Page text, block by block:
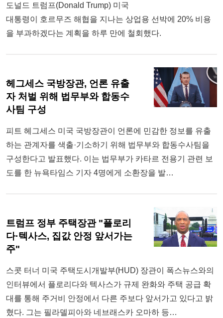
도널드 트럼프(Donald Trump) 미국
대통령이 호르무즈 해협을 지나는 상업용 선박에 20% 비용
을 부과하겠다는 계획을 하루 만에 철회했다.
헤그세스 국방장관, 언론 유출
자 처벌 위해 법무부와 합동수
사팀 구성
피트 헤그세스 미국 국방장관이 언론에 민감한 정보를 유출
하는 관계자를 색출·기소하기 위해 법무부와 합동수사팀을
구성한다고 발표했다. 이는 법무부가 카타르 전용기 관련 보
도를 한 뉴욕타임스 기자 4명에게 소환장을 발…
트럼프 정부 주택장관 "플로리
다·텍사스, 집값 안정 앞서가는
주"
스콧 터너 미국 주택도시개발부(HUD) 장관이 폭스뉴스와의
인터뷰에서 플로리다와 텍사스가 규제 완화와 주택 공급 확
대를 통해 주거비 안정에서 다른 주보다 앞서가고 있다고 밝
혔다. 그는 필라델피아와 네브래스카 오마하 등…